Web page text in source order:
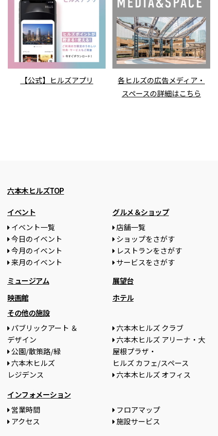
【公式】ヒルズアプリ
各ヒルズの広告メディア・
スペースの詳細はこちら
六本木ヒルズTOP
イベント
イベント一覧
今日のイベント
今月のイベント
来月のイベント
グルメ＆ショップ
店舗一覧
ショップをさがす
レストランをさがす
サービスをさがす
ミュージアム
映画館
展望台
ホテル
その他の施設
パブリックアート ＆
デザイン
公園/散策路/緑
六本木ヒルズ
レジデンス
六本木ヒルズ クラブ
六本木ヒルズ アリーナ・大
屋根プラザ・
ヒルズ カフェ/スペース
六本木ヒルズ オフィス
インフォメーション
営業時間
アクセス
フロアマップ
施設サービス